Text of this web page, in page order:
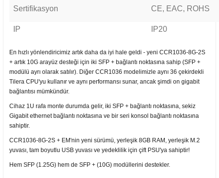
Sertifikasyon CE, EAC, ROHS
IP IP20
En hızlı yönlendiricimiz artık daha da iyi hale geldi - yeni CCR1036-8G-2S
+ artık 10G arayüz desteği için iki SFP + bağlantı noktasına sahip (SFP +
modülü ayrı olarak satılır). Diğer CCR1036 modelimizle aynı 36 çekirdekli
Tilera CPU'yu kullanır ve aynı performansı sunar, ancak şimdi on gigabit
bağlantısı mümkündür.
Cihaz 1U rafa monte durumda gelir, iki SFP + bağlantı noktasına, sekiz
Gigabit ethernet bağlantı noktasına ve bir seri konsol bağlantı noktasına
sahiptir.
CCR1036-8G-2S + EM'nin yeni sürümü, yerleşik 8GB RAM, yerleşik M.2
yuvası, tam boyutlu USB yuvası ve yedeklilik için çift PSU'ya sahiptir!
Hem SFP (1.25G) hem de SFP + (10G) modüllerini destekler.